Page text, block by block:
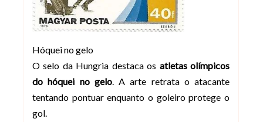
Hóquei no gelo
O selo da Hungria destaca os atletas olímpicos
do hóquei no gelo. A arte retrata o atacante
tentando pontuar enquanto o goleiro protege o
gol.